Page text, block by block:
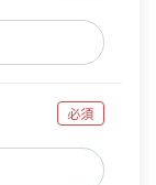
必須